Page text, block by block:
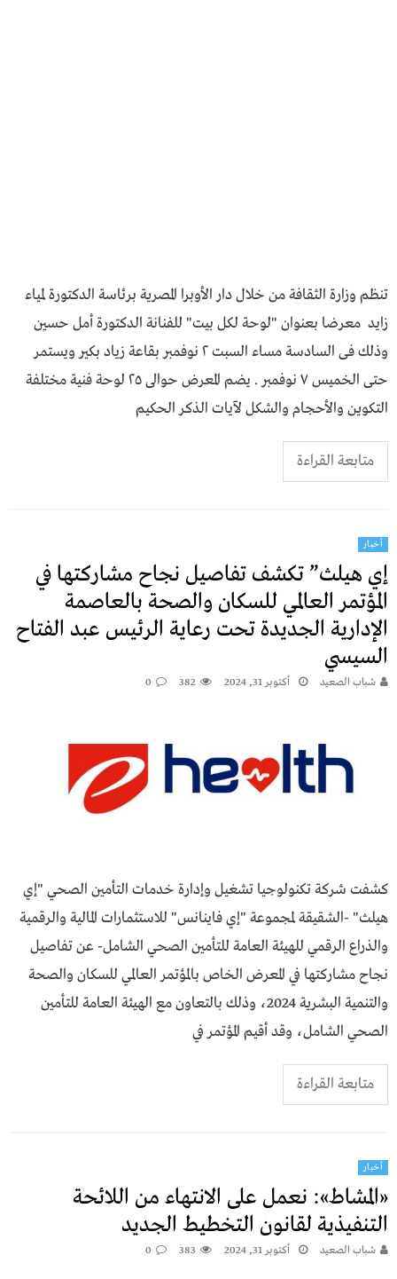
تنظم وزارة الثقافة من خلال دار الأوبرا المصرية برئاسة الدكتورة لمياء
زايد معرضا بعنوان "لوحة لكل بيت" للفنانة الدكتورة أمل حسين
وذلك فى السادسة مساء السبت ٢ نوفمبر بقاعة زياد بكير ويستمر
حتى الخميس ٧ نوفمبر . يضم المعرض حوالى ٢٥ لوحة فنية مختلفة
التكوين والأحجام والشكل لآيات الذكر الحكيم
متابعة القراءة
أخبار
إي هيلث” تكشف تفاصيل نجاح مشاركتها في
المؤتمر العالمي للسكان والصحة بالعاصمة
الإدارية الجديدة تحت رعاية الرئيس عبد الفتاح
السيسي
شباب الصعيد أكتوبر 31, 2024 382
0
كشفت شركة تكنولوجيا تشغيل وإدارة خدمات التأمين الصحي "إي
هيلث" -الشقيقة لمجموعة "إي فاينانس" للاستثمارات المالية والرقمية
والذراع الرقمي للهيئة العامة للتأمين الصحي الشامل- عن تفاصيل
نجاح مشاركتها في المعرض الخاص بالمؤتمر العالمي للسكان والصحة
والتنمية البشرية 2024، وذلك بالتعاون مع الهيئة العامة للتأمين
الصحي الشامل، وقد أقيم المؤتمر في
متابعة القراءة
أخبار
«المشاط»: نعمل على الانتهاء من اللائحة
التنفيذية لقانون التخطيط الجديد
شباب الصعيد أكتوبر 31, 2024 383
0